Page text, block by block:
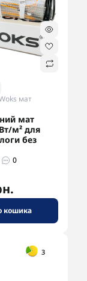
мат
мат
м² для
без
0
кошика
3
-5% в корзині